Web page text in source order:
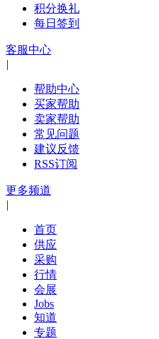
积分换礼
每日签到
客服中心
|
帮助中心
买家帮助
卖家帮助
常见问题
建议反馈
RSS订阅
更多频道
|
首页
供应
采购
行情
会展
Jobs
知道
专题